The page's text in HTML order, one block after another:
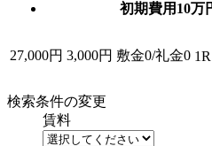
初期費用10万
27,000円 3,000円 敷金0/礼金0
検索条件の変更
賃料